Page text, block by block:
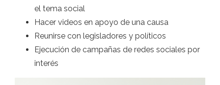
el tema social
Hacer videos en apoyo de una causa
Reunirse con legisladores y políticos
Ejecución de campañas de redes sociales por
interés